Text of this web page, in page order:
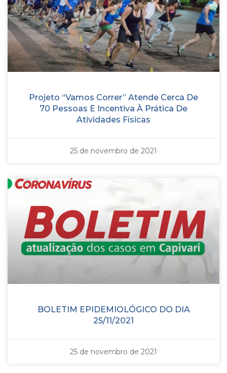
Projeto “Vamos Correr” Atende Cerca De
70 Pessoas E Incentiva À Prática De
Atividades Físicas
25 de novembro de 2021
BOLETIM EPIDEMIOLÓGICO DO DIA
25/11/2021
25 de novembro de 2021